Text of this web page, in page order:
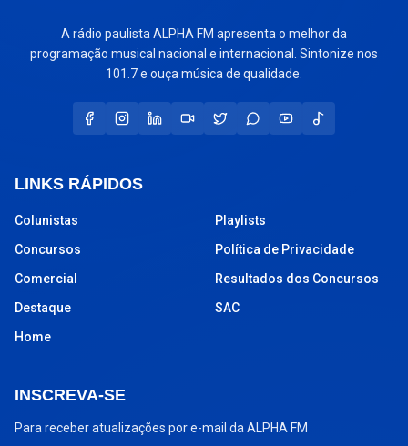
A rádio paulista ALPHA FM apresenta o melhor da
programação musical nacional e internacional. Sintonize nos
101.7 e ouça música de qualidade.
LINKS RÁPIDOS
Colunistas
Concursos
Comercial
Destaque
Home
Playlists
Política de Privacidade
Resultados dos Concursos
SAC
INSCREVA-SE
Para receber atualizações por e-mail da ALPHA FM